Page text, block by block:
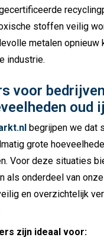
stoffen veilig
metalen opnieuw
industrie.
voor
oud
begrijpen we dat
grote
Voor deze situaties
als onderdeel van
en overzichtelijk
zijn ideaal voor: